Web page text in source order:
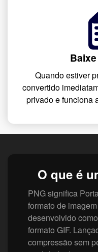
Quando estiver
convertido
privado e funciona
O que é
PNG significa
formato de
desenvolvido
formato GIF.
compressão sem